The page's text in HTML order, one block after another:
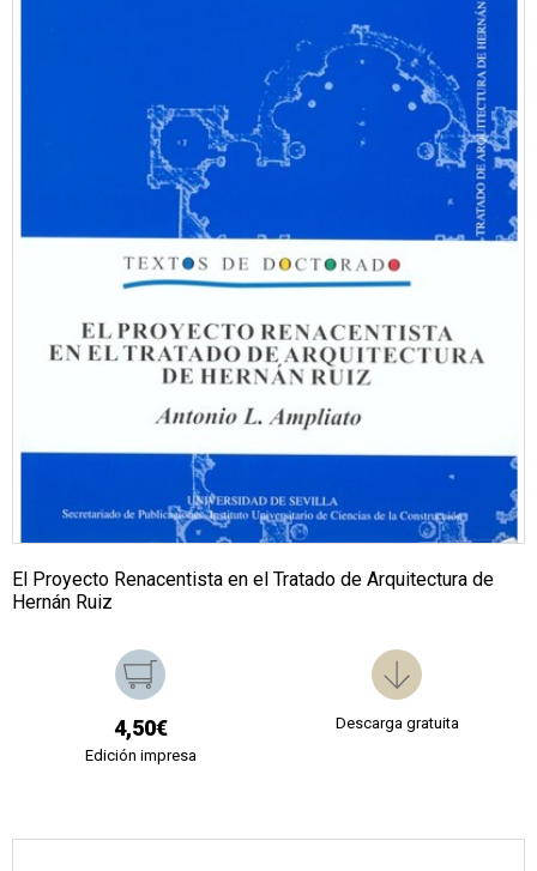
El Proyecto Renacentista en el Tratado de Arquitectura de
Hernán Ruiz
4,50€
Edición impresa
Descarga gratuita